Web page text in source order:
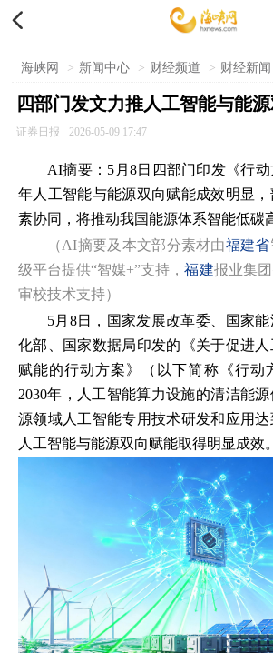

海峡网 > 新闻中心 > 财经频道 > 财经新闻
四部门发文力推人工智能与能
证券日报 2026-05-09 17:47
AI摘要：5月8日四部门印发《行
年人工智能与能源双向赋能成效明显
素协同，将推动我国能源体系智能低碳
（AI摘要及本文部分素材由福建省
级平台提供“智媒+”支持，福建报业集
审校技术支持）
5月8日，国家发展改革委、国家
化部、国家数据局印发的《关于促进
赋能的行动方案》（以下简称《行动
2030年，人工智能算力设施的清洁能
源领域人工智能专用技术研发和应用达
人工智能与能源双向赋能取得明显成效。